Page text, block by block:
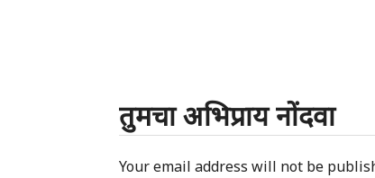
तुमचा अभिप्राय नोंदवा
Your email address will not be